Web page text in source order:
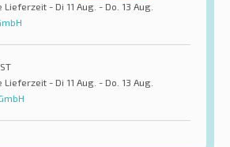
- Di 11 Aug. - Do. 13 Aug.
- Di 11 Aug. - Do. 13 Aug.